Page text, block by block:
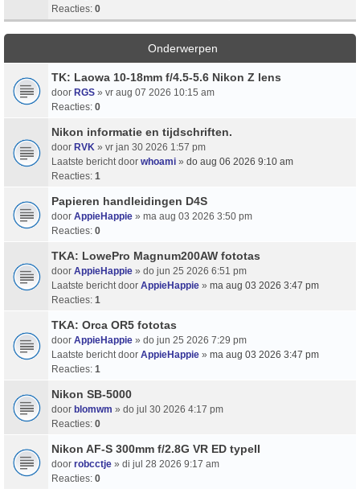
Reacties: 0
Onderwerpen
TK: Laowa 10-18mm f/4.5-5.6 Nikon Z lens
door RGS » vr aug 07 2026 10:15 am
Reacties: 0
Nikon informatie en tijdschriften.
door RVK » vr jan 30 2026 1:57 pm
Laatste bericht door whoami » do aug 06 2026 9:10 am
Reacties: 1
Papieren handleidingen D4S
door AppieHappie » ma aug 03 2026 3:50 pm
Reacties: 0
TKA: LowePro Magnum200AW fototas
door AppieHappie » do jun 25 2026 6:51 pm
Laatste bericht door AppieHappie » ma aug 03 2026 3:47 pm
Reacties: 1
TKA: Orca OR5 fototas
door AppieHappie » do jun 25 2026 7:29 pm
Laatste bericht door AppieHappie » ma aug 03 2026 3:47 pm
Reacties: 1
Nikon SB-5000
door blomwm » do jul 30 2026 4:17 pm
Reacties: 0
Nikon AF-S 300mm f/2.8G VR ED typeII
door robcctje » di jul 28 2026 9:17 am
Reacties: 0